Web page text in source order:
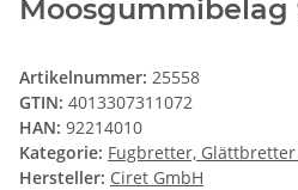
Moosgummibelag
Artikelnummer: 25558
GTIN: 4013307311072
HAN: 92214010
Kategorie: Fugbretter,
Hersteller: Ciret GmbH